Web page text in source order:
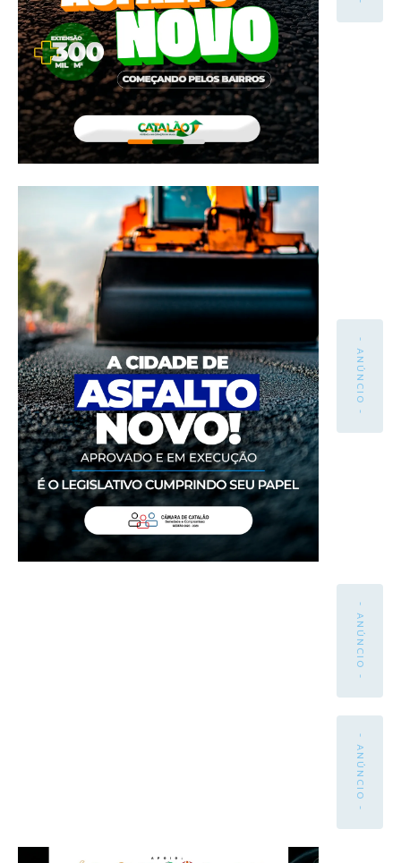
- ANÚNCIO -
- ANÚNCIO -
- ANÚNCIO -